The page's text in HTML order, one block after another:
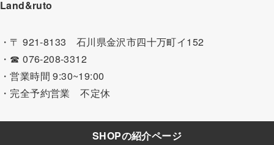
Land&ruto
・〒 921-8133 石川県金沢市四十万町イ152
・☎ 076-208-3312
・営業時間 9:30~19:00
・完全予約営業 不定休
SHOPの紹介ページ